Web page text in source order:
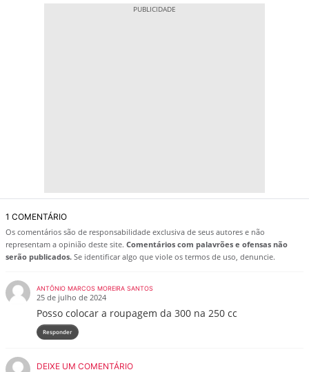
1 COMENTÁRIO
Os comentários são de responsabilidade exclusiva de seus autores e não
representam a opinião deste site. Comentários com palavrões e ofensas não
serão publicados. Se identificar algo que viole os termos de uso, denuncie.
ANTÔNIO MARCOS MOREIRA SANTOS
25 de julho de 2024
Posso colocar a roupagem da 300 na 250 cc
Responder
DEIXE UM COMENTÁRIO